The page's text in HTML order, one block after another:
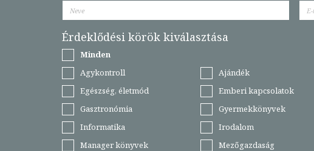
Érdeklődési körök kiválasztása
Minden
Agykontroll
Ajándék
Egészség, életmód
Emberi kapcsolatok
Gasztronómia
Gyermekkönyvek
Informatika
Irodalom
Manager könyvek
Mezőgazdaság